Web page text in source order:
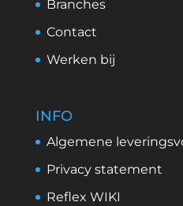
Branches
Contact
Werken bij
INFO
Algemene
Privacy statement
Reflex WIKI